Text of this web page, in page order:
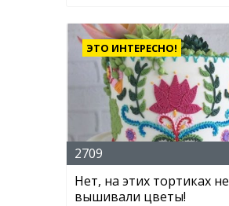
ЭТО ИНТЕРЕСНО!
2709
Нет, на этих тортиках не
вышивали цветы!